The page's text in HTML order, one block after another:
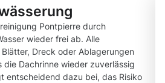
Pontpierre durch
wieder frei ab. Alle
Dreck oder Ablagerungen
die Dachrinne wieder zuverlässig
entscheidend dazu bei, das Risiko